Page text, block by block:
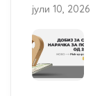
јули 10, 2026